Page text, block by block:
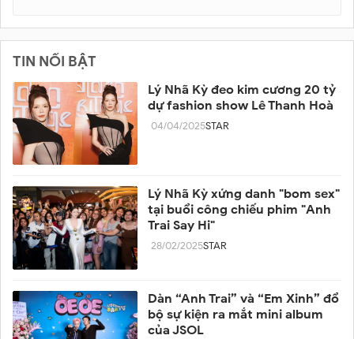
TIN NỔI BẬT
Lý Nhã Kỳ đeo kim cương 20 tỷ
dự fashion show Lê Thanh Hoà
04/04/2025STAR
Lý Nhã Kỳ xứng danh "bom sex"
tại buổi công chiếu phim "Anh
Trai Say Hi"
28/02/2025STAR
Dàn “Anh Trai” và “Em Xinh” đổ
bộ sự kiện ra mắt mini album
của JSOL